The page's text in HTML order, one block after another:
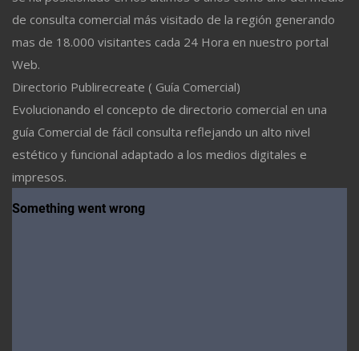
de consulta comercial más visitado de la región generando
mas de 18.000 visitantes cada 24 Hora en nuestro portal
Web.
Directorio Publirecreate ( Guía Comercial)
Evolucionando el concepto de directorio comercial en una
guía Comercial de fácil consulta reflejando un alto nivel
estético y funcional adaptado a los medios digitales e
impresos.